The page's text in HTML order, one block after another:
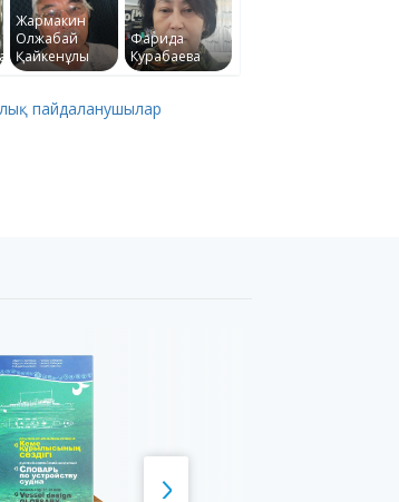
Жармакин
Олжабай
Қайкенұлы
Фарида
Курабаева
пайдаланушылар